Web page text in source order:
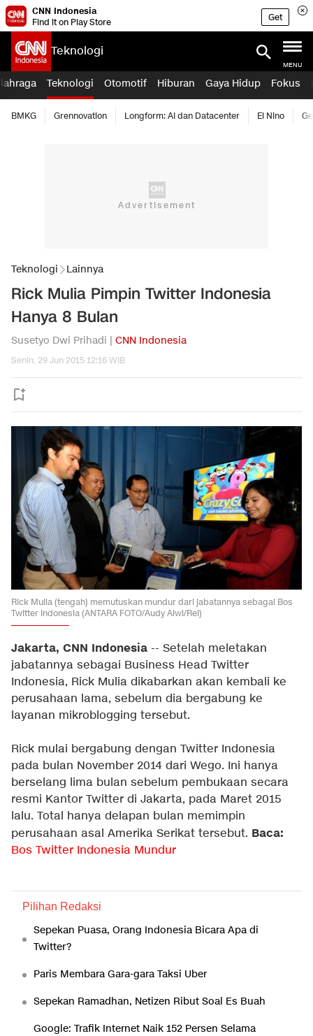
CNN Indonesia
Find it on Play Store
Get
Teknologi
MENU
Teknologi Otomotif Hiburan Gaya Hidup Fokus
BMKG Grennovation Longform: AI dan Datacenter El Nino
Teknologi Lainnya
Rick Mulia Pimpin Twitter Indonesia
Hanya 8 Bulan
Susetyo Dwi Prihadi | CNN Indonesia
Senin, 29 Jun 2015 12:16 WIB
Rick Mulia (tengah) memutuskan mundur dari jabatannya sebagai Bos
Twitter Indonesia (ANTARA FOTO/Audy Alwi/Rei)
Jakarta, CNN Indonesia -- Setelah meletakan
jabatannya sebagai Business Head Twitter
Indonesia, Rick Mulia dikabarkan akan kembali ke
perusahaan lama, sebelum dia bergabung ke
layanan mikroblogging tersebut.
Rick mulai bergabung dengan Twitter Indonesia
pada bulan November 2014 dari Wego. Ini hanya
berselang lima bulan sebelum pembukaan secara
resmi Kantor Twitter di Jakarta, pada Maret 2015
lalu. Total hanya delapan bulan memimpin
perusahaan asal Amerika Serikat tersebut. Baca:
Bos Twitter Indonesia Mundur
Pilihan Redaksi
Sepekan Puasa, Orang Indonesia Bicara Apa di
Twitter?
Paris Membara Gara-gara Taksi Uber
Sepekan Ramadhan, Netizen Ribut Soal Es Buah
Google: Trafik Internet Naik 152 Persen Selama